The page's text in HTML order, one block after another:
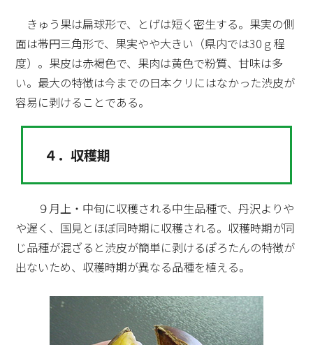
きゅう果は扁球形で、とげは短く密生する。果実の側
面は帯円三角形で、果実やや大きい（県内では30ｇ程
度）。果皮は赤褐色で、果肉は黄色で粉質、甘味は多
い。最大の特徴は今までの日本クリにはなかった渋皮が
容易に剥けることである。
４．収穫期
９月上・中旬に収穫される中生品種で、丹沢よりや
や遅く、国見とほぼ同時期に収穫される。収穫時期が同
じ品種が混ざると渋皮が簡単に剥けるぽろたんの特徴が
出ないため、収穫時期が異なる品種を植える。